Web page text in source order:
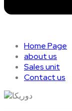
Home Page
about us
Sales unit
Contact us